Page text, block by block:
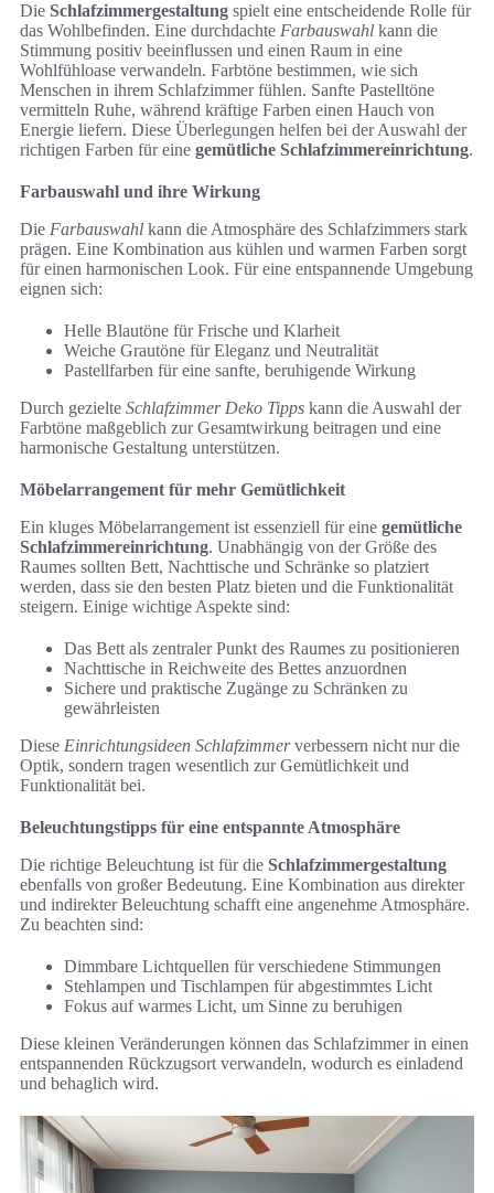
Die Schlafzimmergestaltung spielt eine entscheidende Rolle für
das Wohlbefinden. Eine durchdachte Farbauswahl kann die
Stimmung positiv beeinflussen und einen Raum in eine
Wohlfühloase verwandeln. Farbtöne bestimmen, wie sich
Menschen in ihrem Schlafzimmer fühlen. Sanfte Pastelltöne
vermitteln Ruhe, während kräftige Farben einen Hauch von
Energie liefern. Diese Überlegungen helfen bei der Auswahl der
richtigen Farben für eine gemütliche Schlafzimmereinrichtung.
Farbauswahl und ihre Wirkung
Die Farbauswahl kann die Atmosphäre des Schlafzimmers stark
prägen. Eine Kombination aus kühlen und warmen Farben sorgt
für einen harmonischen Look. Für eine entspannende Umgebung
eignen sich:
Helle Blautöne für Frische und Klarheit
Weiche Grautöne für Eleganz und Neutralität
Pastellfarben für eine sanfte, beruhigende Wirkung
Durch gezielte Schlafzimmer Deko Tipps kann die Auswahl der
Farbtöne maßgeblich zur Gesamtwirkung beitragen und eine
harmonische Gestaltung unterstützen.
Möbelarrangement für mehr Gemütlichkeit
Ein kluges Möbelarrangement ist essenziell für eine gemütliche
Schlafzimmereinrichtung. Unabhängig von der Größe des
Raumes sollten Bett, Nachttische und Schränke so platziert
werden, dass sie den besten Platz bieten und die Funktionalität
steigern. Einige wichtige Aspekte sind:
Das Bett als zentraler Punkt des Raumes zu positionieren
Nachttische in Reichweite des Bettes anzuordnen
Sichere und praktische Zugänge zu Schränken zu
gewährleisten
Diese Einrichtungsideen Schlafzimmerverbessern nicht nur die
Optik, sondern tragen wesentlich zur Gemütlichkeit und
Funktionalität bei.
Beleuchtungstipps für eine entspannte Atmosphäre
Die richtige Beleuchtung ist für die Schlafzimmergestaltung
ebenfalls von großer Bedeutung. Eine Kombination aus direkter
und indirekter Beleuchtung schafft eine angenehme Atmosphäre.
Zu beachten sind:
Dimmbare Lichtquellen für verschiedene Stimmungen
Stehlampen und Tischlampen für abgestimmtes Licht
Fokus auf warmes Licht, um Sinne zu beruhigen
Diese kleinen Veränderungen können das Schlafzimmer in einen
entspannenden Rückzugsort verwandeln, wodurch es einladend
und behaglich wird.